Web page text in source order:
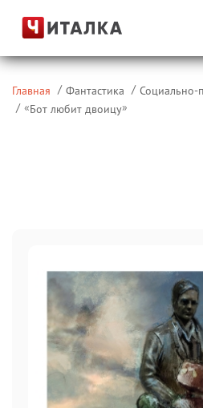
Главная Фантастика
Социально-
«Бот любит двоицу»